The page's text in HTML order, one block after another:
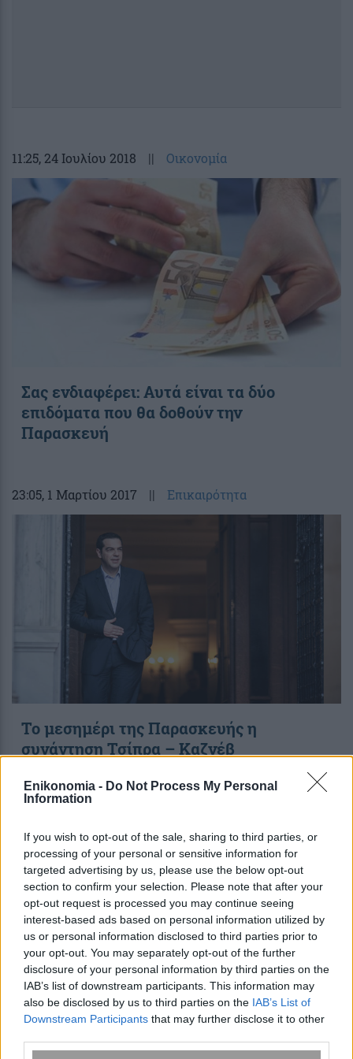
Enikonomia - Do Not Process My Personal
Information
If you wish to opt-out of the sale, sharing to third parties, or
processing of your personal or sensitive information for
targeted advertising by us, please use the below opt-out
section to confirm your selection. Please note that after your
opt-out request is processed you may continue seeing
interest-based ads based on personal information utilized by
us or personal information disclosed to third parties prior to
your opt-out. You may separately opt-out of the further
disclosure of your personal information by third parties on the
IAB’s list of downstream participants. This information may
also be disclosed by us to third parties on the IAB’s List of
Downstream Participants that may further disclose it to other
11:25, 24 Ιουλίου 2018 || Οικονομία
Σας ενδιαφέρει: Αυτά είναι τα δύο
επιδόματα που θα δοθούν την
Παρασκευή
23:05, 1 Μαρτίου 2017 || Επικαιρότητα
Το μεσημέρι της Παρασκευής η
συνάντηση Τσίπρα – Καζνέβ
Κλείνει ξανά την Παρασκευή η εθνική